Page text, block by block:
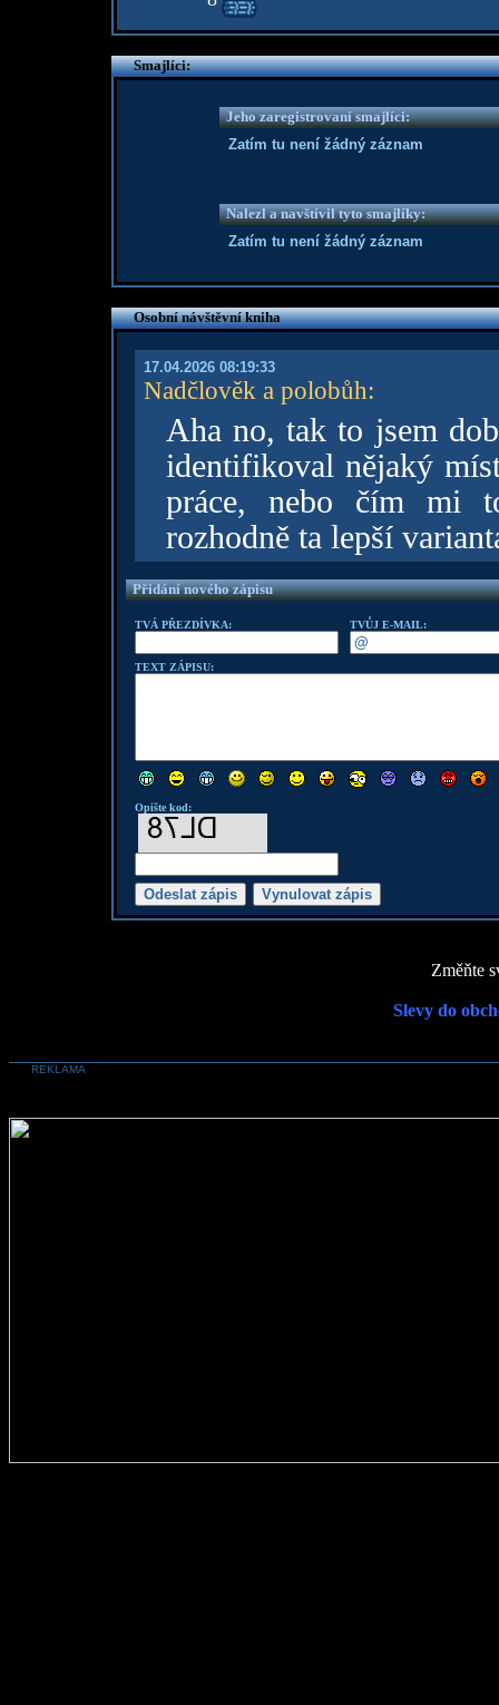
Smajlíci:
Jeho zaregistrovaní smajlíci:
Zatím tu není žádný záznam
Nalezl a navštívil tyto smajlíky:
Zatím tu není žádný záznam
Osobní návštěvní kniha
17.04.2026 08:19:33
Nadčlověk a polobůh:
Aha no, tak to jsem
identifikoval nějaký
práce, nebo čím mi
rozhodně ta lepší
Přidání nového zápisu
TVÁ PŘEZDÍVKA: TVŮJ E-MAIL:
TEXT ZÁPISU:
Opište kod:
Změňte
Slevy do
REKLAMA